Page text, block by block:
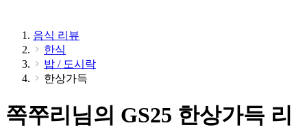
음식 리뷰
한식
밥 / 도시락
한상가득
쪽쭈리님의 GS25 한상가득 리